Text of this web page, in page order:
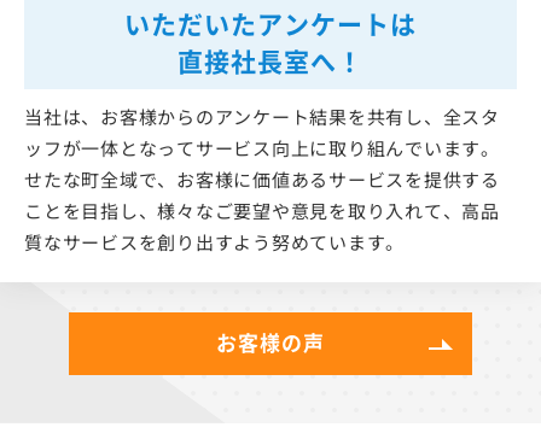
いただいたアンケートは
直接社長室へ！
当社は、お客様からのアンケート結果を共有し、全スタ
ッフが一体となってサービス向上に取り組んでいます。
せたな町全域で、お客様に価値あるサービスを提供する
ことを目指し、様々なご要望や意見を取り入れて、高品
質なサービスを創り出すよう努めています。
お客様の声